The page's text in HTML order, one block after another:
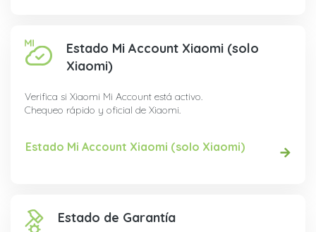
Estado Mi Account Xiaomi (solo
Xiaomi)
Verifica si Xiaomi Mi Account está activo.
Chequeo rápido y oficial de Xiaomi.
Estado Mi Account Xiaomi (solo Xiaomi)
Estado de Garantía